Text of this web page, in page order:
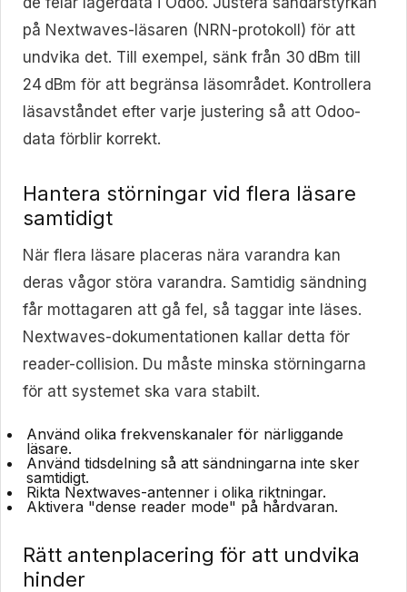
på Nextwaves-läsaren (NRN-protokoll) för att
undvika det. Till exempel, sänk från 30 dBm till
24 dBm för att begränsa läsområdet. Kontrollera
läsavståndet efter varje justering så att Odoo-
data förblir korrekt.
Hantera störningar vid flera läsare
samtidigt
När flera läsare placeras nära varandra kan
deras vågor störa varandra. Samtidig sändning
får mottagaren att gå fel, så taggar inte läses.
Nextwaves-dokumentationen kallar detta för
reader-collision. Du måste minska störningarna
för att systemet ska vara stabilt.
Använd olika frekvenskanaler för närliggande
läsare.
Använd tidsdelning så att sändningarna inte sker
samtidigt.
Rikta Nextwaves-antenner i olika riktningar.
Aktivera "dense reader mode" på hårdvaran.
Rätt antenplacering för att undvika
hinder